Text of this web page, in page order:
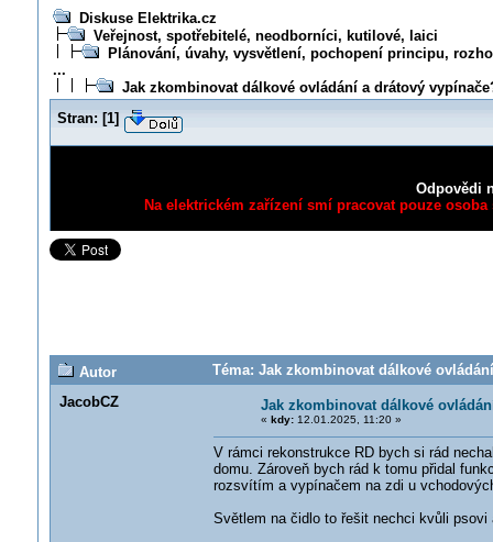
Diskuse Elektrika.cz
Veřejnost, spotřebitelé, neodborníci, kutilové, laici
Plánování, úvahy, vysvětlení, pochopení principu,
...
Jak zkombinovat dálkové ovládání a drátový
Stran: [1]
Odpovědi
Na elektrickém zařízení smí pracovat pouze
Autor
Téma: Jak zkombinovat dálkové
JacobCZ
Jak zkombinovat dálkové
« kdy:12.01.2025, 11:20 »
V rámci rekonstrukce RD bych si rád
domu. Zároveň bych rád k tomu přidal
rozsvítím a vypínačem na zdi u
Světlem na čidlo to řešit nechci kvůli psovi